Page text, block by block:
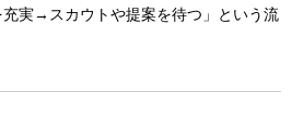
実→スカウトや提案を待つ」という流